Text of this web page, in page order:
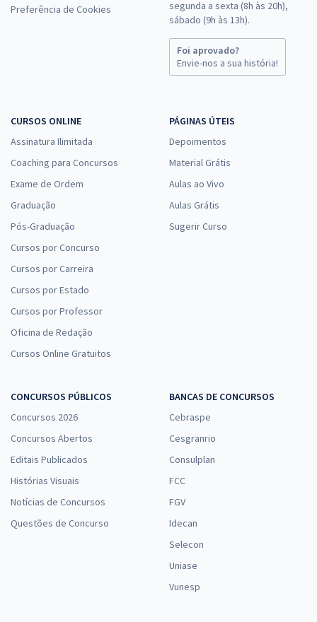
Preferência de Cookies
segunda a sexta (8h às 20h),
sábado (9h às 13h).
Foi aprovado?
Envie-nos a sua história!
CURSOS ONLINE
Assinatura Ilimitada
Coaching para Concursos
Exame de Ordem
Graduação
Pós-Graduação
Cursos por Concurso
Cursos por Carreira
Cursos por Estado
Cursos por Professor
Oficina de Redação
Cursos Online Gratuitos
PÁGINAS ÚTEIS
Depoimentos
Material Grátis
Aulas ao Vivo
Aulas Grátis
Sugerir Curso
CONCURSOS PÚBLICOS
Concursos 2026
Concursos Abertos
Editais Publicados
Histórias Visuais
Notícias de Concursos
Questões de Concurso
BANCAS DE CONCURSOS
Cebraspe
Cesgranrio
Consulplan
FCC
FGV
Idecan
Selecon
Uniase
Vunesp